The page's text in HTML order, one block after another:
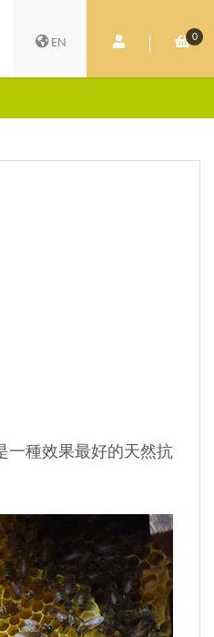
EN 會員中心 0
購
一種效果最好的天然抗